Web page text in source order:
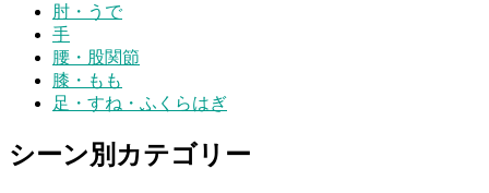
肘・うで
手
腰・股関節
膝・もも
足・すね・ふくらはぎ
シーン別カテゴリー